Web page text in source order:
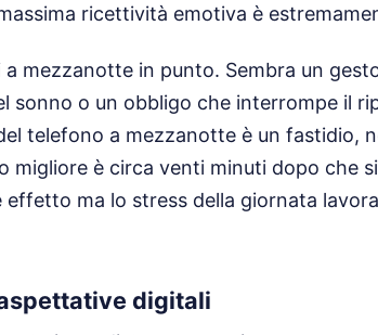
ricettività emotiva è
mezzanotte in punto. Sembra un
sonno o un obbligo che interrompe il
telefono a mezzanotte è un fastidio,
migliore è circa venti minuti dopo che
ma lo stress della giornata
digitali